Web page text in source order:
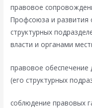
правовое
Профсоюза и
структурных
власти и органами
правовое
(его структурных
соблюдение правовых